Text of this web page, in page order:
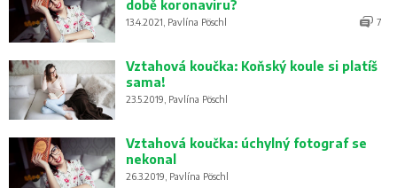
době koronaviru?
13.4.2021, Pavlína Pöschl 7
Vztahová koučka: Koňský koule si platíš
sama!
23.5.2019, Pavlína Pöschl
Vztahová koučka: úchylný fotograf se
nekonal
26.3.2019, Pavlína Pöschl